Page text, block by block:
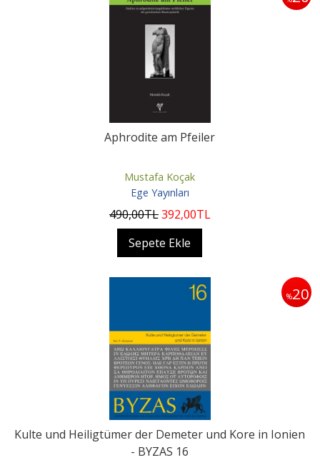
Aphrodite am Pfeiler
Mustafa Koçak
Ege Yayınları
490,00TL392,00TL
Sepete Ekle
%20
Kulte und Heiligtümer der Demeter und Kore in Ionien
- BYZAS 16